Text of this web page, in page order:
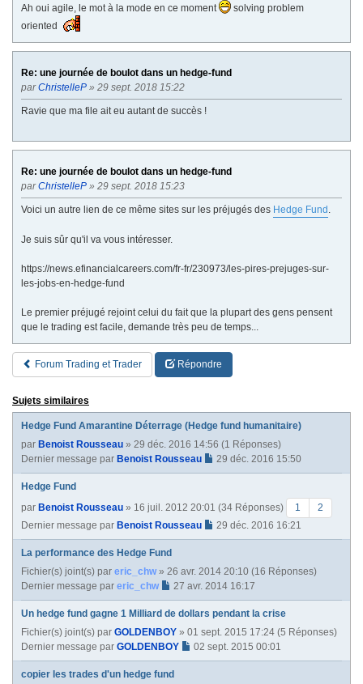
Ah oui agile, le mot à la mode en ce moment
solving problem
oriented
Re: une journée de boulot dans un hedge-fund
parChristelleP » 29 sept. 2018 15:22
Ravie que ma file ait eu autant de succès !
Re: une journée de boulot dans un hedge-fund
parChristelleP » 29 sept. 2018 15:23
Voici un autre lien de ce même sites sur les préjugés des Hedge Fund .
Je suis sûr qu'il va vous intéresser.
https://news.efinancialcareers.com/fr-fr/230973/les-pires-prejuges-sur-
les-jobs-en-hedge-fund
Le premier préjugé rejoint celui du fait que la plupart des gens pensent
que le trading est facile, demande très peu de temps...
Forum Trading et Trader Répondre
Sujets similaires
Hedge Fund Amarantine Déterrage (Hedge fund humanitaire)
par Benoist Rousseau » 29 déc. 2016 14:56 (1 Réponses)
Dernier message par Benoist Rousseau 29 déc. 2016 15:50
Hedge Fund
par Benoist Rousseau » 16 juil. 2012 20:01 (34 Réponses) 1
2
Dernier message par Benoist Rousseau 29 déc. 2016 16:21
La performance des Hedge Fund
Fichier(s) joint(s) par eric_chw» 26 avr. 2014 20:10 (16 Réponses)
Dernier message par eric_chw 27 avr. 2014 16:17
Un hedge fund gagne 1 Milliard de dollars pendant la crise
Fichier(s) joint(s) par GOLDENBOY » 01 sept. 2015 17:24 (5 Réponses)
Dernier message par GOLDENBOY 02 sept. 2015 00:01
copier les trades d'un hedge fund